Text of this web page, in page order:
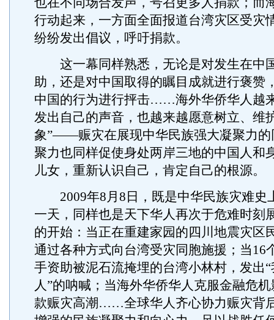
行动起来，一方面全面报道台湾灾区受灾
纷纷发出倡议，呼吁捐款。
这一幕同样熟悉，无论是对发生在中
助，还是对中国取得的瞩目成就进行褒赞
中国的行为进行抨击……海外华侨华人越
发出自己的声音，也越来越愿意树立、维
象”——赈灾在展现中华民族强大凝聚力的
聚力也同样促使身处两岸三地的中国人和
儿女，重新认识自己，肯定自己的根源。
2009年8月8日，既是中华民族灾难史
一天，同样也是天下华人再次于危难时刻
的开始：当正在重建家园的四川地震灾区
通过各种方式向台湾受灾同胞施援；当16
手资助被泥石流掩埋的台湾小林村，发出
人”的呐喊；当海外华侨华人克服金融危
款赈灾高潮……全球华人齐心协力赈灾背